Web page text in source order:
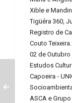
Xible e
Tigüéra 360,
Registro de
Couto
02 de
Estudos
Capoeira -
ASCA e